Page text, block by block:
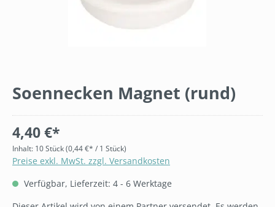
Soennecken Magnet (rund)
4,40 €*
Inhalt: 10 Stück(0,44 €* / 1 Stück)
Preise exkl. MwSt. zzgl. Versandkosten
Verfügbar, Lieferzeit: 4 - 6 Werktage